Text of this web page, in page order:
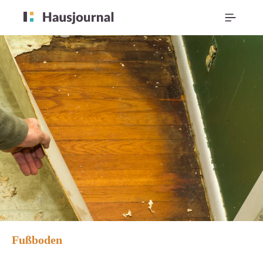
Fußboden